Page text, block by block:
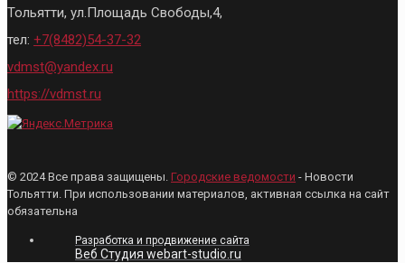
Тольятти, ул.Площадь Свободы,4,
тел: +7(8482)54-37-32
vdmst@yandex.ru
https://vdmst.ru
© 2024 Все права защищены. Городские ведомости - Новости
Тольятти. При использовании материалов, активная ссылка на сайт
обязательна
Разработка и продвижение сайта
Веб Студия webart-studio.ru